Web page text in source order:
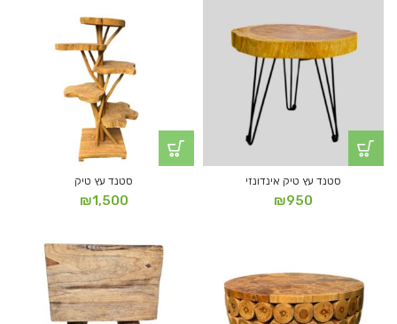
סטנד עץ טיק אינדונזי
₪950
סטנד עץ טיק
₪1,500